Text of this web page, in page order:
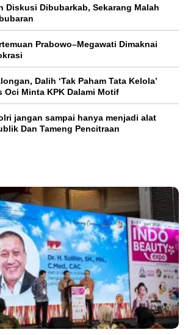
Diskusi Dibubarkab, Sekarang Malah
Prabowo–Megawati Dimaknai
Dalih ‘Tak Paham Tata Kelola’
Oci Minta KPK Dalami Motif
jangan sampai hanya menjadi alat
Dan Tameng Pencitraan